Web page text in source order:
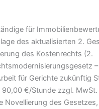
für
des aktualisierten 2.
des Kostenrechts (2.
für Gerichte zukünftig
€/Stunde zzgl. MwSt.
Novellierung des